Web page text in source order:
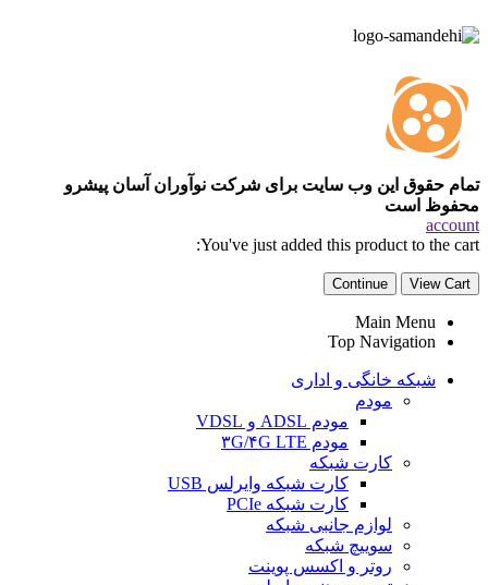
تمام حقوق این وب سایت برای شرکت نوآوران آسان پیشرو
محفوظ است
account
You've just added this product to the cart:
View Cart
Continue
Main Menu
Top Navigation
شبکه خانگی و اداری
مودم
مودم ADSL و VDSL
مودم ۳G/۴G LTE
کارت شبکه
کارت شبکه وایرلس USB
کارت شبکه PCIe
لوازم جانبی شبکه
سوییچ شبکه
روتر و اکسس پوینت